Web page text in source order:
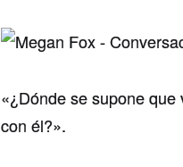
«¿Dónde se supone
con él?».